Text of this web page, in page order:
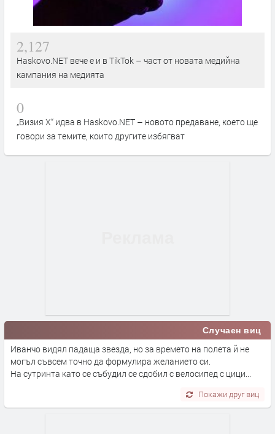
2,127
Haskovo.NET вече е и в TikTok – част от новата медийна
кампания на медията
0
„Визия Х“ идва в Haskovo.NET – новото предаване, което ще
говори за темите, които другите избягват
Случаен виц
Иванчо видял падаща звезда, но за времето на полета й не
могъл съвсем точно да формулира желанието си.
На сутринта като се събудил се сдобил с велосипед с цици...
Покажи друг виц